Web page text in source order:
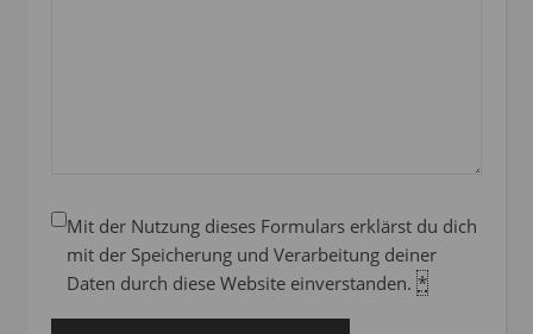
Mit der Nutzung dieses Formulars erklärst du dich
mit der Speicherung und Verarbeitung deiner
Daten durch diese Website einverstanden. *